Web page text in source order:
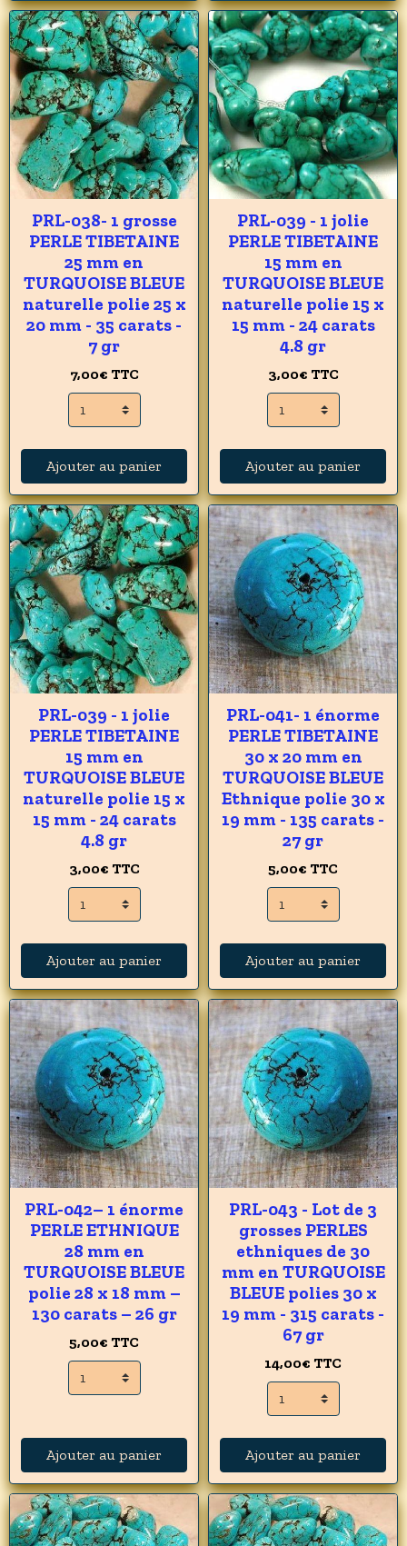
PRL-038- 1 grosse
PERLE TIBETAINE
25 mm en
TURQUOISE BLEUE
naturelle polie 25 x
20 mm - 35 carats -
7 gr
7,00€ TTC
Ajouter au panier
PRL-039 - 1 jolie
PERLE TIBETAINE
15 mm en
TURQUOISE BLEUE
naturelle polie 15 x
15 mm - 24 carats
4.8 gr
3,00€ TTC
Ajouter au panier
PRL-039 - 1 jolie
PERLE TIBETAINE
15 mm en
TURQUOISE BLEUE
naturelle polie 15 x
15 mm - 24 carats
4.8 gr
3,00€ TTC
Ajouter au panier
PRL-041- 1 énorme
PERLE TIBETAINE
30 x 20 mm en
TURQUOISE BLEUE
Ethnique polie 30 x
19 mm - 135 carats -
27 gr
5,00€ TTC
Ajouter au panier
PRL-042– 1 énorme
PERLE ETHNIQUE
28 mm en
TURQUOISE BLEUE
polie 28 x 18 mm –
130 carats – 26 gr
5,00€ TTC
Ajouter au panier
PRL-043 - Lot de 3
grosses PERLES
ethniques de 30
mm en TURQUOISE
BLEUE polies 30 x
19 mm - 315 carats -
67 gr
14,00€ TTC
Ajouter au panier